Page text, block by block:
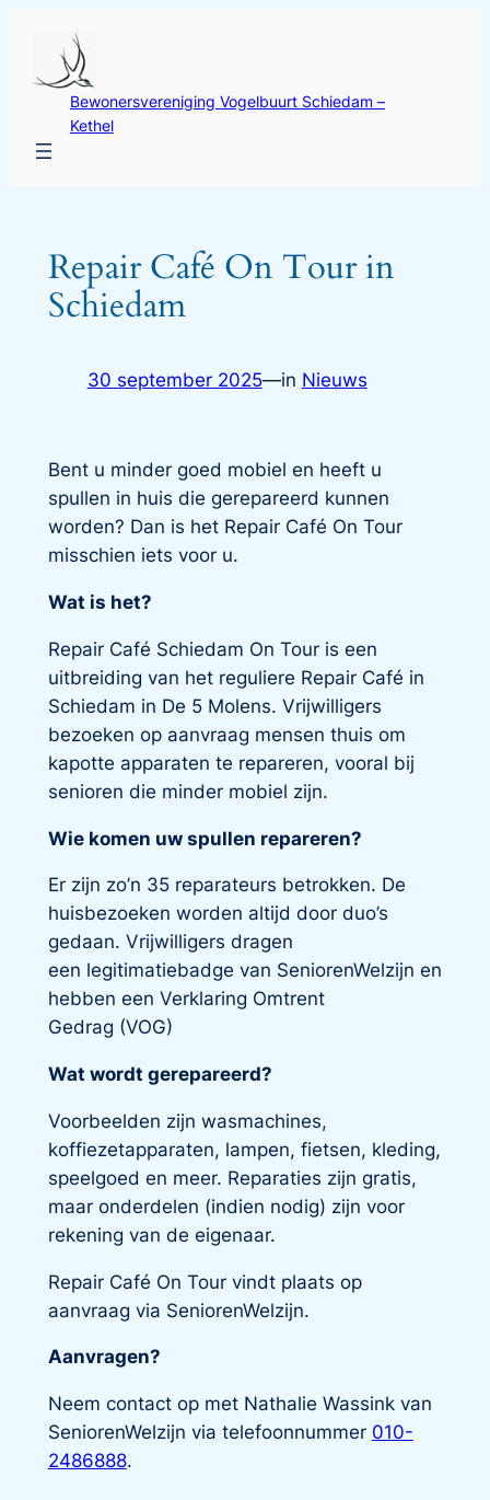
Bewonersvereniging Vogelbuurt Schiedam –
Kethel
Repair Café On Tour in
Schiedam
30 september 2025—in Nieuws
Bent u minder goed mobiel en heeft u
spullen in huis die gerepareerd kunnen
worden? Dan is het Repair Café On Tour
misschien iets voor u.
Wat is het?
Repair Café Schiedam On Tour is een
uitbreiding van het reguliere Repair Café in
Schiedam in De 5 Molens. Vrijwilligers
bezoeken op aanvraag mensen thuis om
kapotte apparaten te repareren, vooral bij
senioren die minder mobiel zijn.
Wie komen uw spullen repareren?
Er zijn zo’n 35 reparateurs betrokken. De
huisbezoeken worden altijd door duo’s
gedaan. Vrijwilligers dragen
een legitimatiebadge van SeniorenWelzijn en
hebben een Verklaring Omtrent
Gedrag (VOG)
Wat wordt gerepareerd?
Voorbeelden zijn wasmachines,
koffiezetapparaten, lampen, fietsen, kleding,
speelgoed en meer. Reparaties zijn gratis,
maar onderdelen (indien nodig) zijn voor
rekening van de eigenaar.
Repair Café On Tour vindt plaats op
aanvraag via SeniorenWelzijn.
Aanvragen?
Neem contact op met Nathalie Wassink van
SeniorenWelzijn via telefoonnummer 010-
2486888.